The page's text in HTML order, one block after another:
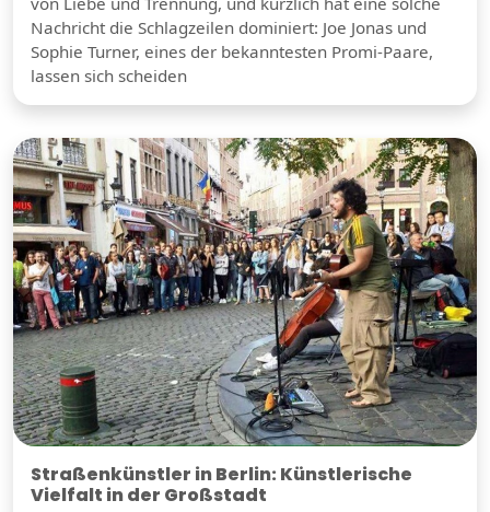
Nachricht die Schlagzeilen dominiert: Joe Jonas und
Sophie Turner, eines der bekanntesten Promi-Paare,
lassen sich scheiden
Straßenkünstler in Berlin: Künstlerische
Vielfalt in der Großstadt